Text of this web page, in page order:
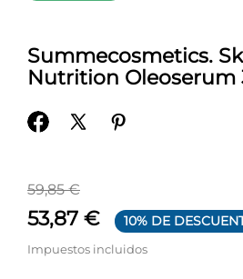
Summecosmetics.
Nutrition Oleoserum
59,85 €
53,87 € 10% DE
Impuestos incluidos